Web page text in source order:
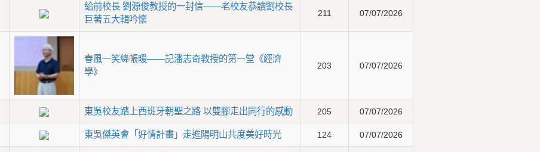
給前校長 劉源俊教授的一封信——老校友恭讀劉校長
巨著五大輯吟懷
211 07/07/2026
春風一笑絳帳暖——記潘志奇教授的第一堂《經濟
學》
203 07/07/2026
東吳校友踏上西班牙朝聖之路 以雙腳走出同行的感動 205 07/07/2026
東吳傑英會「好情計畫」走進陽明山共度美好時光 124 07/07/2026